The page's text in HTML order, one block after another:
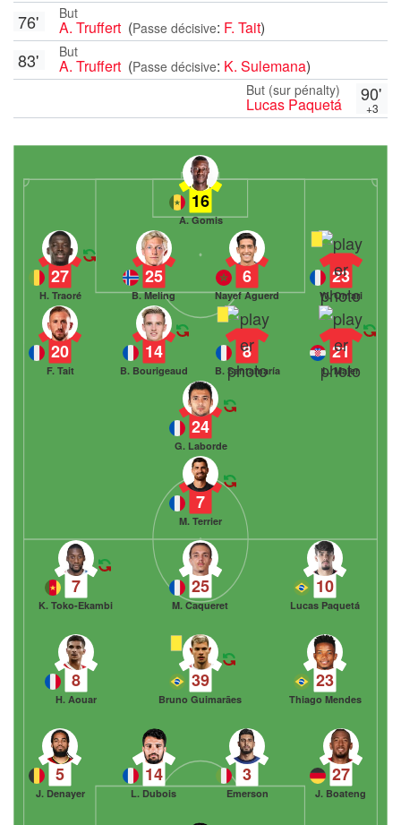
But
A. Truffert (Passe décisive: F. Tait)
76'
But
A. Truffert (Passe décisive: K. Sulemana)
83'
90'
+3
But (sur pénalty)
Lucas Paquetá
16
A. Gomis
23
W. Omari
6
Nayef Aguerd
25
B. Meling
27
H. Traoré
21
L. Majer
8
B. Santamaría
14
B. Bourigeaud
20
F. Tait
24
G. Laborde
7
M. Terrier
5
J. Denayer
14
L. Dubois
3
Emerson
27
J. Boateng
8
H. Aouar
39
Bruno Guimarães
23
Thiago Mendes
7
K. Toko-Ekambi
25
M. Caqueret
10
Lucas Paquetá